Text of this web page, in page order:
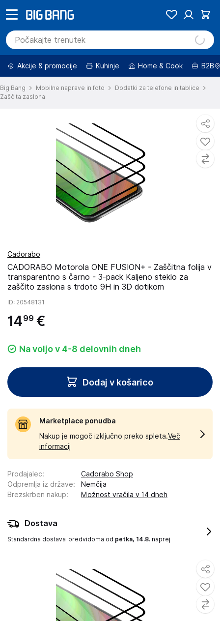
Akcije & promocije Kuhinje Home & Cook B2B
Big Bang Mobilne naprave in foto
Dodatki za telefone in tablice
Zaščita zaslona
Cadorabo
CADORABO Motorola ONE FUSION+ - Zaščitna folija v
transparentno s čarno - 3-pack Kaljeno steklo za
zaščito zaslona s trdoto 9H in 3D dotikom
ID: 20548131
1499 €
Na voljo v 4-8 delovnih dneh
Dodaj v košarico
Marketplace ponudba
Nakup je mogoč izključno preko spleta.Več
informacij
Prodajalec:
Cadorabo Shop
Odpremlja iz države:
Nemčija
Brezskrben nakup: Možnost vračila v 14 dneh
Dostava
Standardna dostava predvidoma od petka, 14.8. naprej